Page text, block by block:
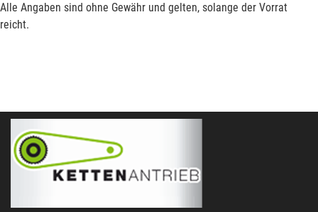
Alle Angaben sind ohne Gewähr und gelten, solange der Vorrat
reicht.